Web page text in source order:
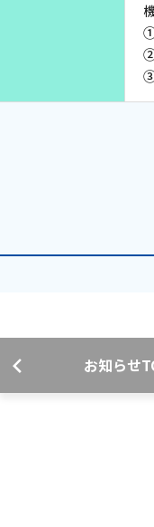
会社案
自治体
放送基準 安全・
約款・重要事項説明書
②
③
お知らせ